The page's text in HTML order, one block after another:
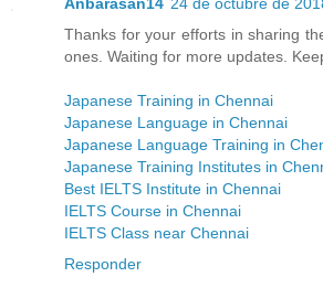
Thanks for your efforts in sharing
ones. Waiting for more updates.
Japanese Training in Chennai
Japanese Language in Chennai
Japanese Language Training in
Japanese Training Institutes in
Best IELTS Institute in Chennai
IELTS Course in Chennai
IELTS Class near Chennai
Responder